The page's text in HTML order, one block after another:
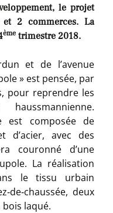
le projet
et 2 commerces. La
ème trimestre 2018.
et de l’avenue
» est pensée, par
pour reprendre les
est composée de
avec des
couronné d’une
La réalisation
le tissu urbain
deux
laqué.